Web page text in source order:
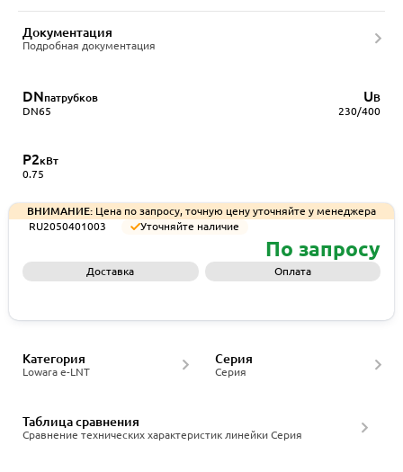
Документация
Подробная документация
DNпатрубков
DN65
UВ
230/400
P2кВт
0.75
ВНИМАНИЕ: Цена по запросу, точную цену уточняйте у менеджера
RU2050401003
Уточняйте наличие
По запросу
Доставка Оплата
Lowara e-LNT
Категория
Серия
Серия
Сравнение технических характеристик линейки Серия
Таблица сравнения